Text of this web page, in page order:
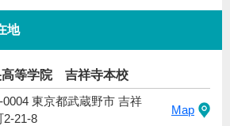
地
高等学院 吉祥寺本校
0004 東京都武蔵野市 吉祥
2-21-8
Map